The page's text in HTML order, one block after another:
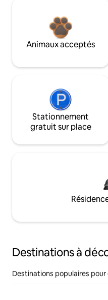
Animaux acceptés
Stationnement
gratuit sur place
Destinations à
Destinations populaires